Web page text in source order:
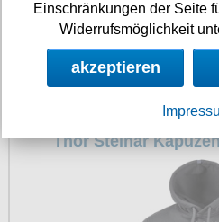
Thor Steinar
Einschränkungen der Seite
Widerrufsmöglichkeit
akzeptieren